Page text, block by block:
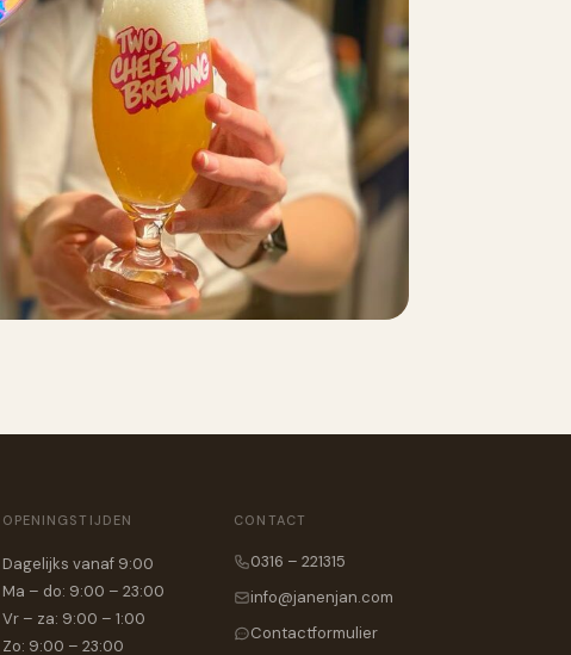
OPENINGSTIJDEN
Dagelijks vanaf 9:00
Ma – do: 9:00 – 23:00
Vr – za: 9:00 – 1:00
Zo: 9:00 – 23:00
CONTACT
0316 – 221315
info@janenjan.com
Contactformulier